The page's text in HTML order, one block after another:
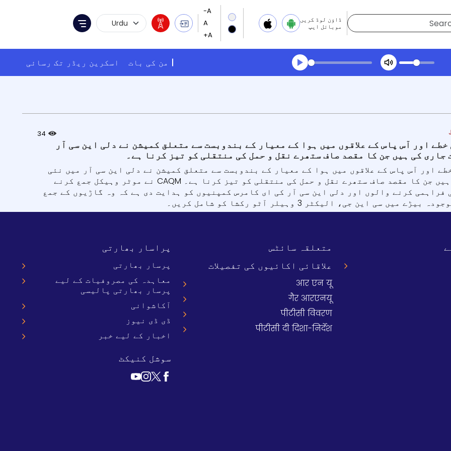
ڈاؤن لوڈ کریں
موبائل ایپ
Language Selection
Menu
من کی بات
اسکرین ریڈر تک رسائی
Transcript
34
اور آس پاس کے علاقوں میں ہوا کے معیار کے بندوبست سے متعلق کمیشن نے دلی این سی آر
جاری کی ہیں جن کا مقصد صاف ستھرے نقل و حمل کی منتقلی کو تیز کرنا ہے۔
اور آس پاس کے علاقوں میں ہوا کے معیار کے بندوبست سے متعلق کمیشن نے دلی این سی آر میں نئی
ہدایات جاری کی ہیں جن کا مقصد صاف ستھرے نقل و حمل کی منتقلی کو تیز کرنا ہے۔ CAQM نے موٹر وہیکل جمع کرنے
فراہمی کرنے والوں اور دلی این سی آر کی ای کامرس کمپنیوں کو ہدایت دی ہے کہ وہ گاڑیوں کے جمع
میں سی این جی، الیکٹر 3 وہیلر آٹو رکشا کو شامل کریں۔
متعلقہ سائٹس
علاقائی اکائیوں کی تفصیلات
आर एन यू
गैर आरएनयू
पीटीसी विवरण
पीटीसी दी दिशा-निर्देश
پراسار بھارتی
پرسار بھارتی
معاہدہ کی مصروفیات کے لیے
پرسار بھارتی پالیسی
آکاشوانی
ڈی ڈی نیوز
اخبار کے لیے خبر
سوشل کنیکٹ